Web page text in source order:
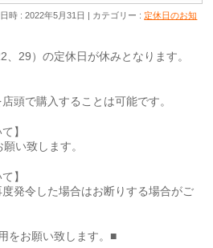
時 : 2022年5月31日 カテゴリー :定休日のお知
29）の定休日が休みとなります。
頭で購入することは可能です。
】
い致します。
】
発令した場合はお断りする場合がご
をお願い致します。■